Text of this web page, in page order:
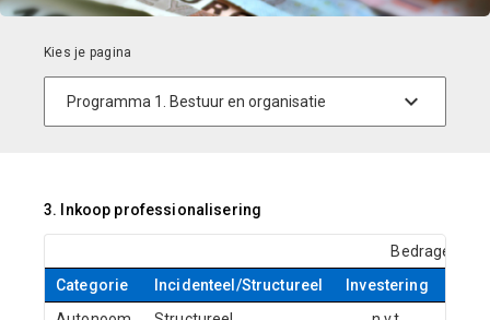
3. Inkoop professionalisering
Bedragen x €
Categorie
Incidenteel/Structureel Investering